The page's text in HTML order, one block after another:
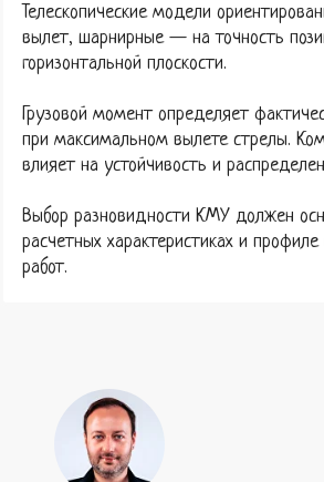
Телескопические модели
вылет, шарнирные — на точность
горизонтальной плоскости.
Грузовой момент определяет
при максимальном вылете стрелы.
влияет на устойчивость и
Выбор разновидности КМУ должен
расчетных характеристиках и
работ.